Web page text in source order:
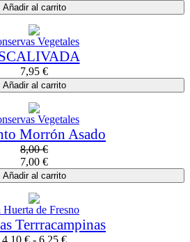
Añadir al carrito
Vegetales
7,95 €
Añadir al carrito
Vegetales
Morrón Asado
8,00€
7,00 €
Añadir al carrito
Huerta de Fresno
Terrracampinas
4,10 €- 6,25 €